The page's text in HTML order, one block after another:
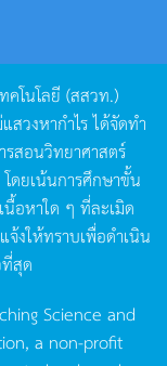
คโนโลยี (สสวท.)
สวงหากำไรได้จัดทำ
รสอนวิทยาศาสตร์
โดยเน้นการศึกษาขั้น
อหาใด ๆ ที่ละเมิด
จ้งให้ทราบเพื่อดำเนิน
สุด
Science and
a non-profit